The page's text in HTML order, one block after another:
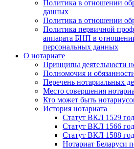
Политика в отношении
данных
Политика в отношении
Политика первичной
аппарата БНП в
персональных данных
О нотариате
Принципы деятельности
Полномочия и
Перечень нотариальных
Место совершения
Кто может быть
История нотариата
Статут ВКЛ 1529
Статут ВКЛ 1566
Статут ВКЛ 1588
Нотариат Беларуси